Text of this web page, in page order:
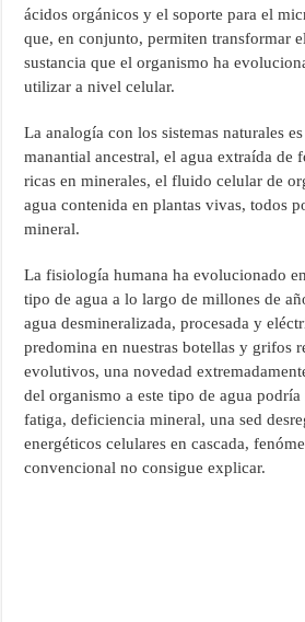
ácidos orgánicos y el soporte para el
que, en conjunto, permiten transformar
sustancia que el organismo ha
utilizar a nivel celular.
La analogía con los sistemas naturales
manantial ancestral, el agua extraída de
ricas en minerales, el fluido celular de
agua contenida en plantas vivas, todos
mineral.
La fisiología humana ha evolucionado
tipo de agua a lo largo de millones de
agua desmineralizada, procesada y
predomina en nuestras botellas y grifos
evolutivos, una novedad
del organismo a este tipo de agua
fatiga, deficiencia mineral, una sed
energéticos celulares en cascada,
convencional no consigue explicar.